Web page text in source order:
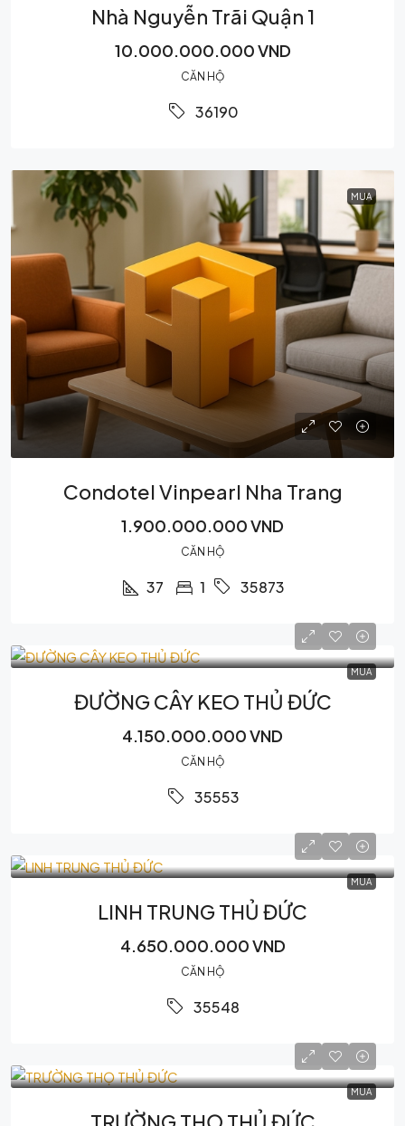
Nhà Nguyễn Trãi Quận 1
10.000.000.000 VND
CĂN HỘ
36190
MUA
Condotel Vinpearl Nha Trang
1.900.000.000 VND
CĂN HỘ
37 1 35873
MUA
ĐƯỜNG CÂY KEO THỦ ĐỨC
4.150.000.000 VND
CĂN HỘ
35553
MUA
LINH TRUNG THỦ ĐỨC
4.650.000.000 VND
CĂN HỘ
35548
MUA